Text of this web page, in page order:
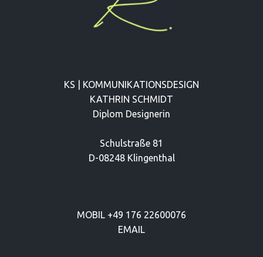
KS | KOMMUNIKATIONSDESIGN
KATHRIN SCHMIDT
Diplom Designerin
Schulstraße 81
D-08248 Klingenthal
MOBIL +49 176 22600076
EMAIL